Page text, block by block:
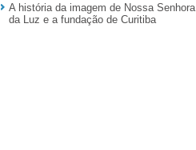
A história da imagem de Nossa Senhora
da Luz e a fundação de Curitiba